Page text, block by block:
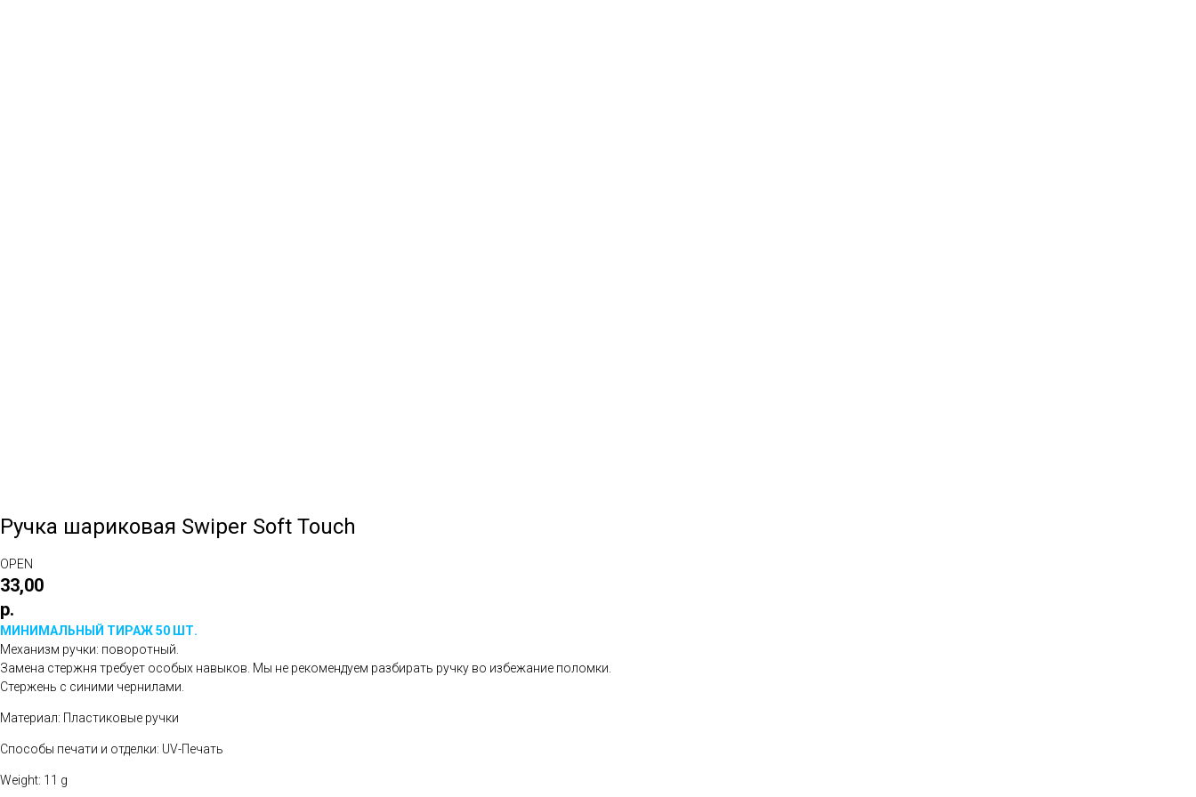
Ручка шариковая Swiper Soft Touch
OPEN
33,00
р.
МИНИМАЛЬНЫЙ ТИРАЖ 50 ШТ.
Механизм ручки: поворотный.
Замена стержня требует особых навыков. Мы не рекомендуем разбирать ручку во избежание поломки.
Стержень с синими чернилами.
Материал: Пластиковые ручки
Способы печати и отделки: UV-Печать
Weight: 11 g